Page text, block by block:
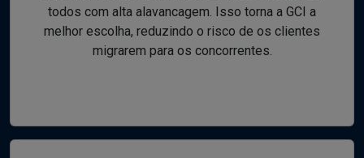
todos com alta alavancagem. Isso torna a GCI a
melhor escolha, reduzindo o risco de os clientes
migrarem para os concorrentes.